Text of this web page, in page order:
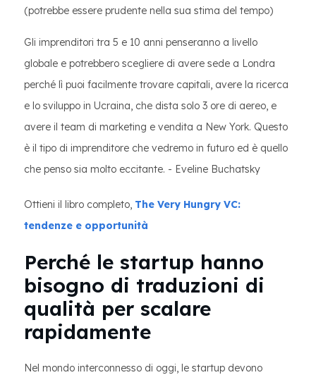
(potrebbe essere prudente nella sua stima del tempo)
Gli imprenditori tra 5 e 10 anni penseranno a livello
globale e potrebbero scegliere di avere sede a Londra
perché lì puoi facilmente trovare capitali, avere la ricerca
e lo sviluppo in Ucraina, che dista solo 3 ore di aereo, e
avere il team di marketing e vendita a New York. Questo
è il tipo di imprenditore che vedremo in futuro ed è quello
che penso sia molto eccitante. - Eveline Buchatsky
Ottieni il libro completo, The Very Hungry VC:
tendenze e opportunità
Perché le startup hanno
bisogno di traduzioni di
qualità per scalare
rapidamente
Nel mondo interconnesso di oggi, le startup devono